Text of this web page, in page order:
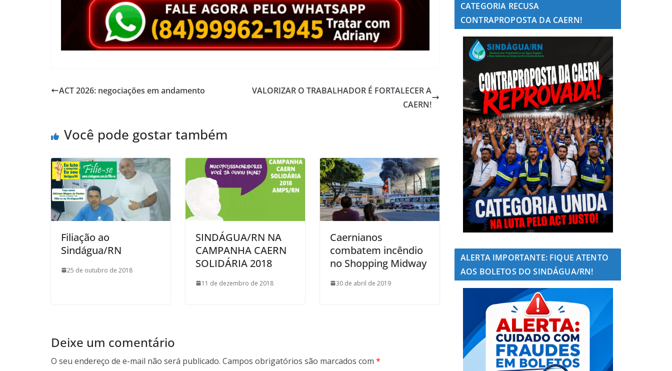
ACT 2026: negociações em andamento
VALORIZAR O TRABALHADOR É FORTALECER A
CAERN!
Você pode gostar também
Filiação ao
Sindágua/RN
25 de outubro de 2018
SINDÁGUA/RN NA
CAMPANHA CAERN
SOLIDÁRIA 2018
11 de dezembro de 2018
Caernianos
combatem incêndio
no Shopping Midway
30 de abril de 2019
Deixe um comentário
O seu endereço de e-mail não será publicado. Campos obrigatórios são marcados com *
CATEGORIA RECUSA
CONTRAPROPOSTA DA CAERN!
ALERTA IMPORTANTE: FIQUE ATENTO
AOS BOLETOS DO SINDÁGUA/RN!